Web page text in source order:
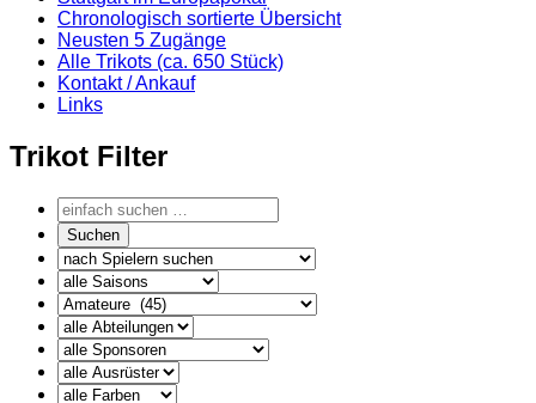
Chronologisch sortierte Übersicht
Neusten 5 Zugänge
Alle Trikots (ca. 650 Stück)
Kontakt / Ankauf
Links
Trikot Filter
alle
Ausruester